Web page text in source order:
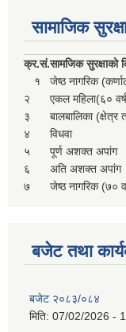
सामाजिक
क्र.सं.सामजिक सुरक्षाको
१
जेष्ठ नागरिक
२
एकल महिला(६०
३
बालबालिका (क्षेत्र
४
विधवा
५
पूर्ण अशक्त अपांग
६
अति अशक्त अपांग
७
जेष्ठ नागरिक (७०
बजेट तथा
बजेट २०८३/०८४
मिति: 07/02/2026 -